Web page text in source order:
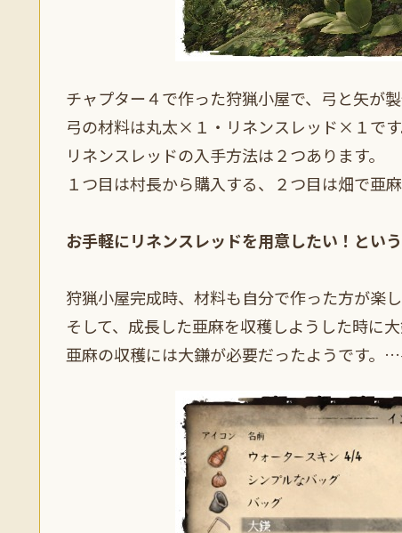
チャプター４で作った狩猟小屋で、弓と矢が
弓の材料は丸太×１・リネンスレッド×１です
リネンスレッドの入手方法は２つあります。
１つ目は村長から購入する、２つ目は畑で亜
お手軽にリネンスレッドを用意したい！とい
狩猟小屋完成時、材料も自分で作った方が楽
そして、成長した亜麻を収穫しようした時に
亜麻の収穫には大鎌が必要だったようです。